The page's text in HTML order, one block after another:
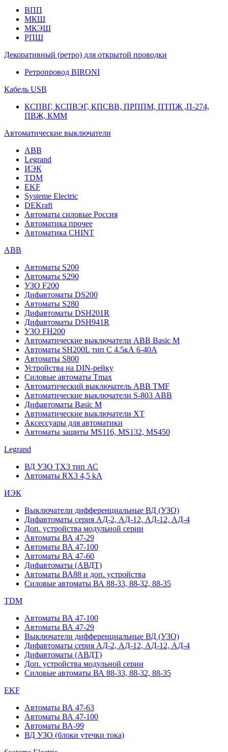
ВПП
МКШ
МКЭШ
РПШ
Декоративный (ретро) для открытой проводки
Ретропровод BIRONI
Кабель USB
КСПВГ, КСПВЭГ, КПСВВ, ПРППМ, ПТПЖ ,П-274,
ПВЖ, КММ
Автоматические выключатели
ABB
Legrand
ИЭК
TDM
EKF
Systeme Electric
DEKraft
Автоматы силовые Россия
Автоматика прочее
Автоматика CHINT
ABB
Автоматы S200
Автоматы S290
УЗО F200
Дифавтоматы DS200
Автоматы S280
Дифавтоматы DSH201R
Дифавтоматы DSH941R
УЗО FH200
Автоматические выключатели ABB Basic M
Автоматы SH200L тип С 4.5кА 6-40А
Автоматы S800
Устройства на DIN-рейку
Силовые автоматы Tmax
Автоматический выключатель ABB TMF
Автоматические выключатели S-803 АВВ
Дифавтоматы Basic M
Автоматические выключатели XT
Аксессуары для автоматики
Автоматы защиты MS116, MS132, MS450
Legrand
ВД УЗО TX3 тип АС
Автоматы RX3 4,5 kA
ИЭК
Выключатели дифференциальные ВД (УЗО)
Дифавтоматы серия АД-2, АД-12, АД-12, АД-4
Доп. устройства модульной серии
Автоматы ВА 47-29
Автоматы ВА 47-100
Автоматы ВА 47-60
Дифавтоматы (АВДТ)
Автоматы ВА88 и доп. устройства
Силовые автоматы ВА 88-33, 88-32, 88-35
TDM
Автоматы ВА 47-100
Автоматы ВА 47-29
Выключатели дифференциальные ВД (УЗО)
Дифавтоматы серия АД-2, АД-12, АД-12, АД-4
Дифавтоматы (АВДТ)
Доп. устройства модульной серии
Силовые автоматы ВА 88-33, 88-32, 88-35
EKF
Автоматы ВА 47-63
Автоматы ВА 47-100
Автоматы ВА-99
ВД УЗО (блоки утечки тока)